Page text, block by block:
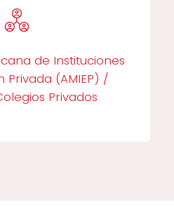
de Instituciones
Privada (AMIEP) /
Privados